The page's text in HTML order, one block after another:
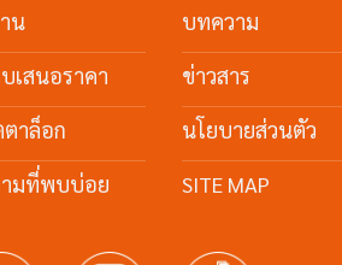
น
เสนอราคา
าล็อก
มที่พบบ่อย
บทความ
ข่าวสาร
นโยบายส่วนตัว
SITE MAP